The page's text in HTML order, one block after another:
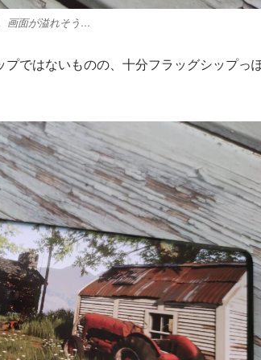
画面が溢れそう…
プではないものの、十分フラッグシップっ